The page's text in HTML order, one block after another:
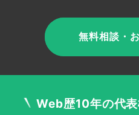
SEO内部対策
無料相談・
Web歴10年の代表